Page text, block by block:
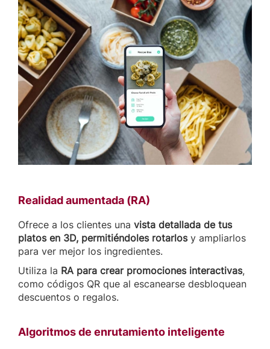
Realidad aumentada (RA)
Ofrece a los clientes una vista detallada de tus
platos en 3D, permitiéndoles rotarlosy ampliarlos
para ver mejor los ingredientes.
Utiliza la RA para crear promociones interactivas,
como códigos QR que al escanearse desbloquean
descuentos o regalos.
Algoritmos de enrutamiento inteligente